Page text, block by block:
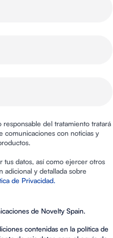
responsable del tratamiento tratará
comunicaciones con noticias y
tus datos, así como ejercer otros
adicional y detallada sobre
de Privacidad.
de Novelty Spain.
contenidas en la política de